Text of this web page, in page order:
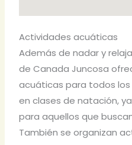
Actividades acuáticas
Además de nadar y
de Canada Juncosa
acuáticas para todos
en clases de natación,
para aquellos que
También se organizan